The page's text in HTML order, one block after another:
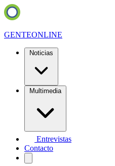
GENTEONLINE
Noticias
Multimedia
Entrevistas
Contacto